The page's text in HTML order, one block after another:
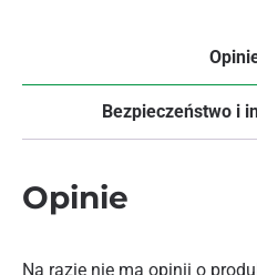
Bezpieczeństwo i
Opinie
Na razie nie ma opinii o